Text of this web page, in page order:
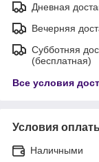
Дневная
Вечерняя
Субботняя
(бесплатная)
Все условия
Условия
Наличными